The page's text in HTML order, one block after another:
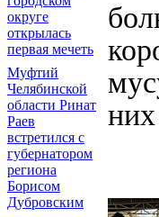
округе
открылась
первая мечеть
Муфтий
Челябинской
области Ринат
Раев
встретился с
губернатором
региона
Борисом
Дубровским